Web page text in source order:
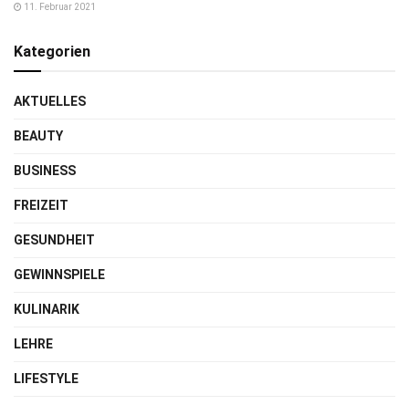
11. Februar 2021
Kategorien
AKTUELLES
BEAUTY
BUSINESS
FREIZEIT
GESUNDHEIT
GEWINNSPIELE
KULINARIK
LEHRE
LIFESTYLE